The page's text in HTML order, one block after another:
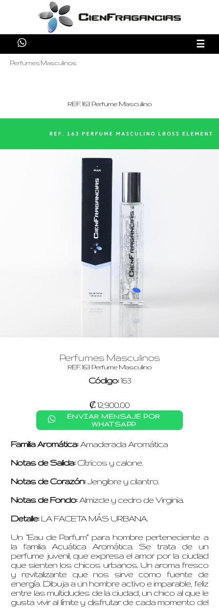
☰
Perfumes Masculinos
REF. 163 Perfume Masculino
Perfumes Masculinos
REF. 163 Perfume Masculino
Código:163
₡ 12,900.00
ENVIAR MENSAJE POR
WHATSAPP
Familia Aromática: Amaderada Aromática
Notas de Salida:Cítricos y calone.
Notas de Corazón:Jengibre y cilantro.
Notas de Fondo:Almizcle y cedro de Virginia.
Detalle:LA FACETA MÁS URBANA.
Un “Eau de Parfum” para hombre perteneciente a
la familia Acuática Aromática. Se trata de un
perfume juvenil, que expresa el amor por la ciudad
que sienten los chicos urbanos. Un aroma fresco
y revitalizante que nos sirve como fuente de
energía. Dibuja a un hombre activo e imparable, feliz
entre las multidudes de la ciudad, un chico al que le
gusta vivir al límite y disfrutar de cada momento del